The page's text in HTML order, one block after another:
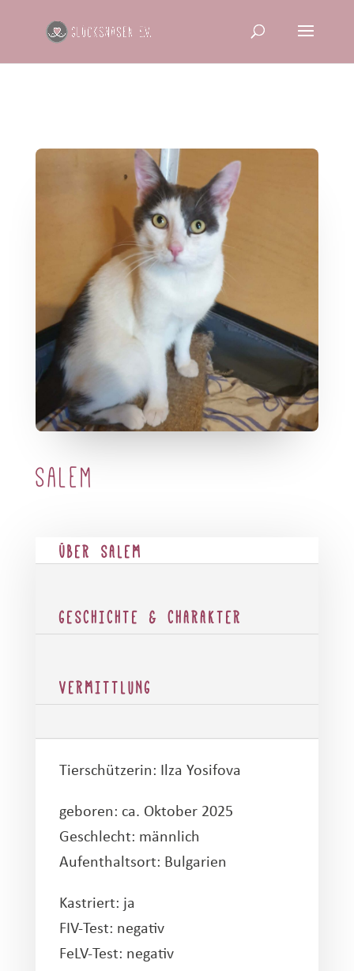
Salem
ÜBER SALEM
GESCHICHTE & CHARAKTER
VERMITTLUNG
Tierschützerin: Ilza Yosifova
geboren: ca. Oktober 2025
Geschlecht: männlich
Aufenthaltsort: Bulgarien
Kastriert: ja
FIV-Test: negativ
FeLV-Test: negativ